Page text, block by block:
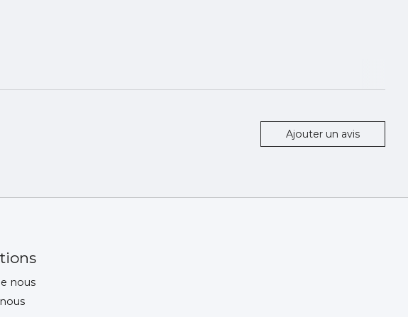
Ajouter un avis
nous